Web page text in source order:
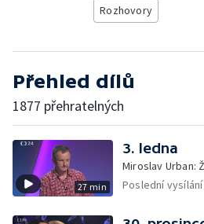
Rozhovory
Přehled dílů
1877 přehratelných
27 min
3. ledna
Miroslav Urban:
Poslední vysílání